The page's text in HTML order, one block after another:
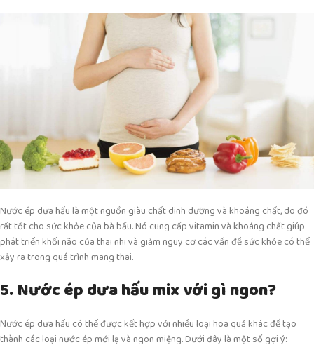
Nước ép dưa hấu là một nguồn giàu chất dinh dưỡng và khoáng chất, do đó
rất tốt cho sức khỏe của bà bầu. Nó cung cấp vitamin và khoáng chất giúp
phát triển khối não của thai nhi và giảm nguy cơ các vấn đề sức khỏe có thể
xảy ra trong quá trình mang thai.
5. Nước ép dưa hấu mix với gì ngon?
Nước ép dưa hấu có thể được kết hợp với nhiều loại hoa quả khác để tạo
thành các loại nước ép mới lạ và ngon miệng. Dưới đây là một số gợi ý: